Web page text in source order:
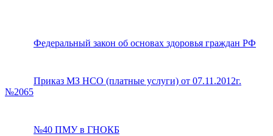
Федеральный закон об основах здоровья граждан РФ
Приказ МЗ НСО (платные услуги) от 07.11.2012г.
№2065
№40 ПМУ в ГНОКБ